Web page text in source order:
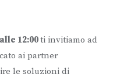
12:00ti invitiamo ad
ai partner
le soluzioni di